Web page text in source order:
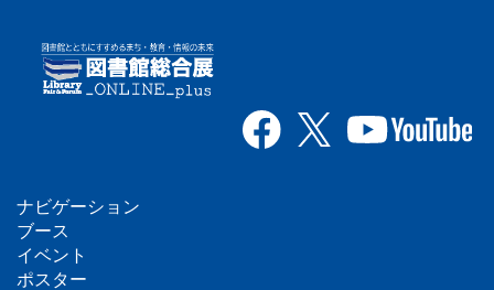
フ
ナビゲーション
ブース
イベント
ポスター